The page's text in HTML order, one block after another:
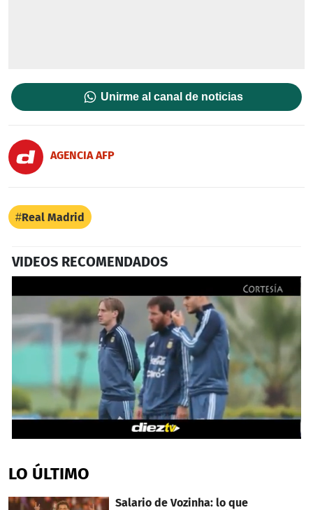
Unirme al canal de noticias
AGENCIA AFP
Real Madrid
VIDEOS RECOMENDADOS
of
24
LO ÚLTIMO
Salario de Vozinha: lo que